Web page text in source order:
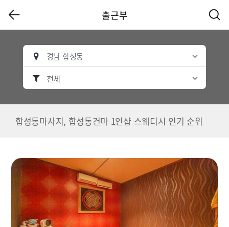
출근부
경남 합성동
전체
합성동마사지, 합성동건마 1인샵 스웨디시 인기 순위